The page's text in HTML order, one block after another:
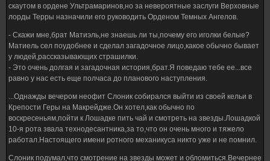
скаутом в ордене Ультрамаринов,но за невероятные заслуги Верховные
лорды Терры назначили его руководить Орденом Темных Ангелов.
- Скажи мне,брат Матиэль,не знаешь ли ты,почему его иголки белые?
Матиель сел поудобнее и сделал загадочное лицо,какое обычно бывает
у людей,рассказывающих страшилки.
- Это очень долгая и загадочная история,брат.Я поведаю тебе ее...все
равно у нас есть еще полчаса до планового наступления.
...Однажды вечером неофит Слоник собирался выйти из своей кельи в
Крепости Геры на Макрейдже.Он хотел,как обычно по
воскресеньям,пойти к Лошадке пить чай и смотреть на звезды.Лошадкой
10-я рота звала технодесантника,за то,что он очень много и тяжело
работал.Настоящего имени ротного механикуса никто уже и не помнил.
Слоник подумал,что смотрение на звезды может и обломиться.Вечернее